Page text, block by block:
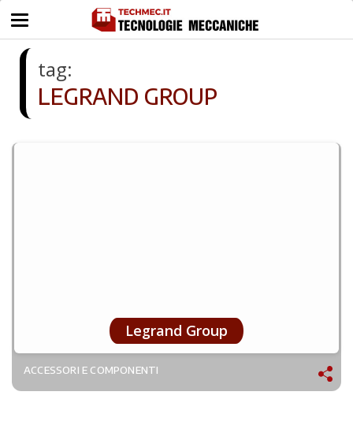
tag:
LEGRAND GROUP
Legrand Group
ACCESSORI E COMPONENTI